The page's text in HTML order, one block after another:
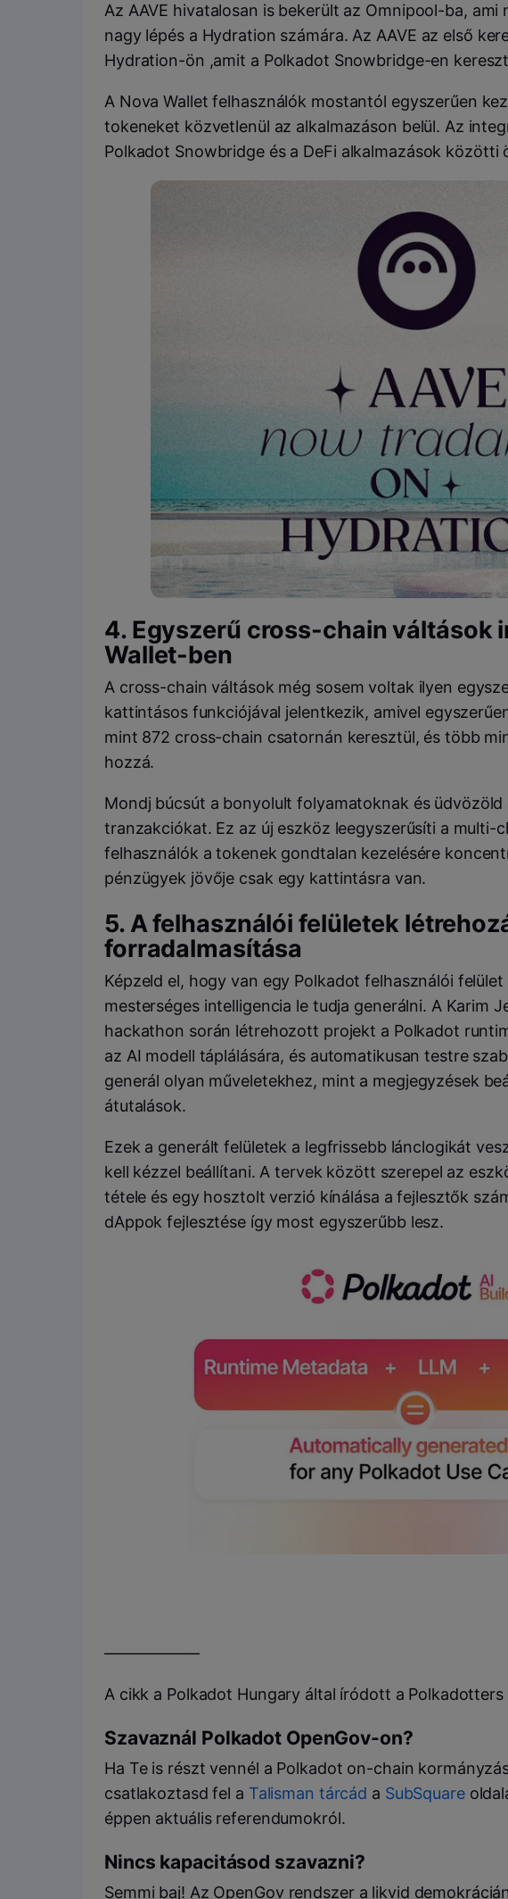
Az AAVE hivatalosan is bekerült az Omnipool-ba, ami
nagy lépés a Hydration számára. AzAAVE az első
Hydration-ön ,amit a Polkadot Snowbridge-en
A Nova Wallet felhasználók mostantól egyszerűen
tokeneket közvetlenül az alkalmazáson belül. Az
Polkadot Snowbridgeés a DeFi alkalmazások közötti
4. Egyszerű cross-chain váltások
Wallet-ben
A cross-chain váltások még sosem voltak ilyen
kattintásos funkciójával jelentkezik, amivel
mint 872 cross-chain csatornán keresztül, és több
hozzá.
Mondj búcsút a bonyolult folyamatoknak és üdvözöld
tranzakciókat. Ez az új eszköz leegyszerűsíti a multi-
felhasználók a tokenek gondtalan kezelésére
pénzügyek jövője csak egy kattintásra van.
5. A felhasználói felületek
forradalmasítása
Képzeld el, hogy van egy Polkadot felhasználói
mesterséges intelligencia le tudja generálni. A Karim
hackathon során létrehozott projekt a Polkadot
az AI modell táplálására, és automatikusan testre
generál olyan műveletekhez, mint a megjegyzések
átutalások.
Ezek a generált felületek a legfrissebb lánclogikát
kell kézzel beállítani. A tervek között szerepel az
tétele és egy hosztolt verzió kínálása a fejlesztők
dAppok fejlesztése így most egyszerűbb lesz.
——————
A cikk a Polkadot Hungary által íródott a Polkadotters
Szavaznál Polkadot OpenGov-on?
Ha Te is részt vennél a Polkadot on-chain
csatlakoztasd fel a Talisman tárcád a SubSquare
éppen aktuális referendumokról.
Nincs kapacitásod szavazni?
Semmi baj! Az OpenGov rendszer a likvid